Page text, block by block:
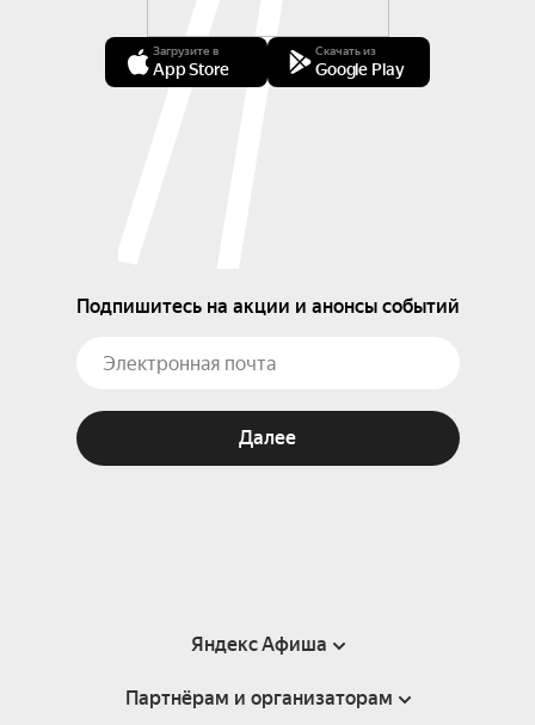
Загрузите в
App Store
Скачать из
Google Play
Подпишитесь на акции и анонсы событий
Далее
Яндекс Афиша
Справка
Партнёрам и организаторам